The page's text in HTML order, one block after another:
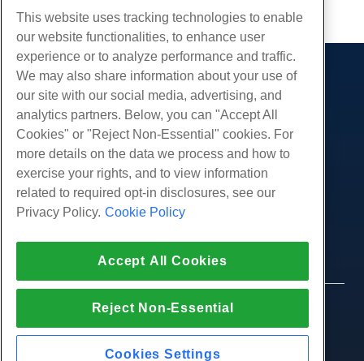
复制 URL
产品展示
虚拟主机
企业主机
转销商托管
白标经销商
管理Linux VPS
非托管Linux VPS
管理Windows. VPS
非托管Windows VPS
云服务器
块存储
服务
社区
产品资料
公司
关于我们
按
在线聊天
给我们发邮件
打电话给我们 (888) 404-1279
© 2010-2026 Hostwinds, 一种 HostPapa Inc. 公司。
This website uses tracking technologies to enable
our website functionalities, to enhance user
experience or to analyze performance and traffic.
We may also share information about your use of
our site with our social media, advertising, and
analytics partners. Below, you can "Accept All
Cookies" or "Reject Non-Essential" cookies. For
more details on the data we process and how to
exercise your rights, and to view information
related to required opt-in disclosures, see our
Privacy Policy. Cookie Policy
Accept All Cookies
Reject Non-Essential
Cookies Settings